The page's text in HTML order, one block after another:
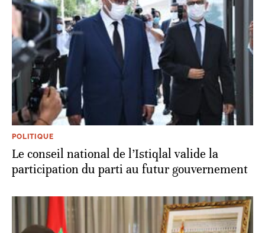
POLITIQUE
Le conseil national de l’Istiqlal valide la
participation du parti au futur gouvernement